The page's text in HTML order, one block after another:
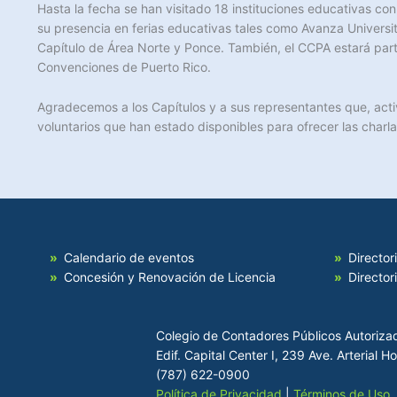
Hasta la fecha se han visitado 18 instituciones educativas
su presencia en ferias educativas tales como Avanza
Capítulo de Área Norte y Ponce. También, el CCPA estará
Convenciones de Puerto Rico.
Agradecemos a los Capítulos y a sus representantes que,
voluntarios que han estado disponibles para ofrecer las
Calendario de eventos
Concesión y Renovación de Licencia
Colegio de Contadores Públicos
Edif. Capital Center I, 239 Ave. Arterial
(787) 622-0900
Política de Privacidad
Términos de Uso